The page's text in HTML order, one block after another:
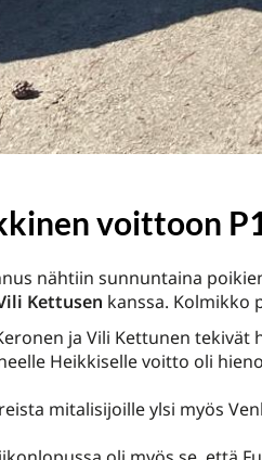
voittoon
nähtiin sunnuntaina
Kettusen kanssa. Kolmikko
ja Vili Kettunen
Heikkiselle voitto oli
mitalisijoille ylsi myös